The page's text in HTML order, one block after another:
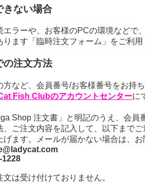
きない場合
エラーや、お客様のPCの環境などで
ります「臨時注文フォーム」をご利
の注文方法
方など、会員番号/お客様番号をお持
Fish Clubのアカウントセンターに
Shop 注文書」と明記のうえ、会
、ご注文内容を記入して、以下まで
げます。メールが届かない場合は、
1228
は受け付けておりません。